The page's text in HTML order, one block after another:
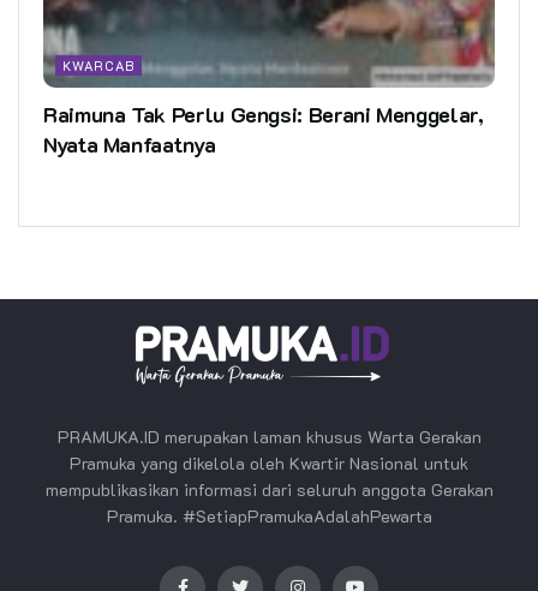
KWARCAB
Raimuna Tak Perlu Gengsi: Berani Menggelar,
Nyata Manfaatnya
PRAMUKA.ID merupakan laman khusus Warta Gerakan
Pramuka yang dikelola oleh Kwartir Nasional untuk
mempublikasikan informasi dari seluruh anggota Gerakan
Pramuka. #SetiapPramukaAdalahPewarta